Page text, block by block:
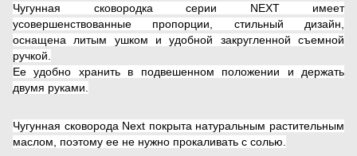
Чугунная сковородка серии NEXT имеет
усовершенствованные пропорции, стильный дизайн,
оснащена литым ушком и удобной закругленной съемной
ручкой.
Ее удобно хранить в подвешенном положении и держать
двумя руками.
Чугунная сковорода Next покрыта натуральным растительным
маслом, поэтому ее не нужно прокаливать с солью.